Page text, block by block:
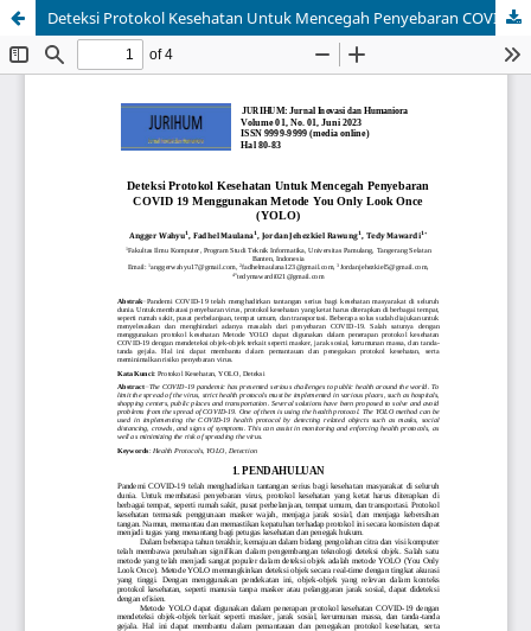
Deteksi Protokol Kesehatan Untuk Mencegah Penyebaran COVID 19 Menggunakan Metode You Only Look Once (YOLO)